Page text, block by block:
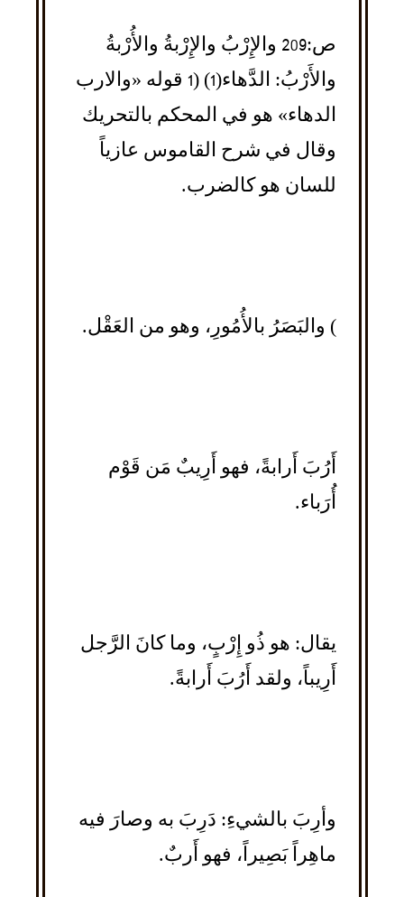
ص:209 والإِرْبُ والإِرْبةُ والأُرْبةُ
والأَرْبُ: الدَّهاء(1) (1 قوله «والارب
الدهاء» هو في المحكم بالتحريك
وقال في شرح القاموس عازياً
للسان هو كالضرب.
) والبَصَرُ بالأُمُورِ، وهو من العَقْل.
أَرُبَ أَرابةً، فهو أَرِيبٌ مَن قَوْم
أُرَباء.
يقال: هو ذُو إِرْبٍ، وما كانَ الرَّجل
أَرِيباً، ولقد أَرُبَ أَرابةً.
وأرِبَ بالشيءِ: دَرِبَ به وصارَ فيه
ماهِراً بَصِيراً، فهو أَربٌ.